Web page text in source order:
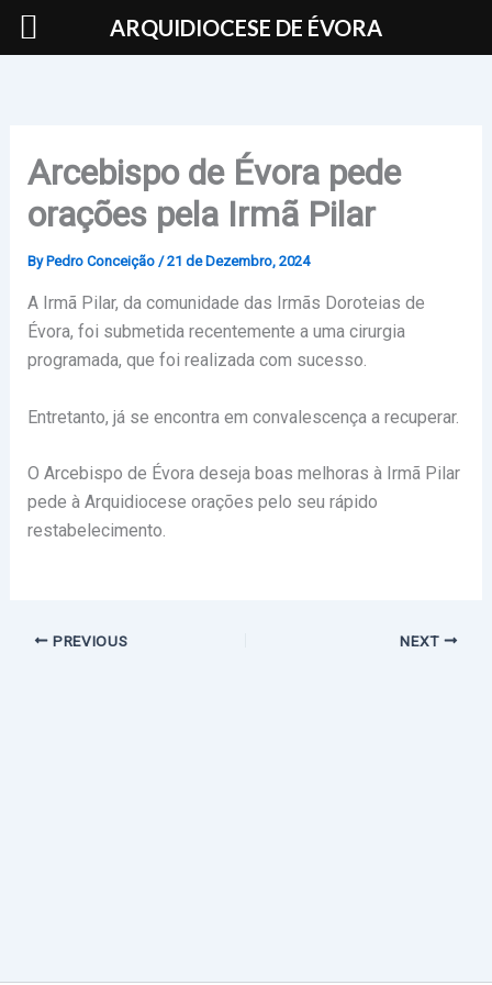
Skip
Arcebispo de Évora pede
orações pela Irmã Pilar
By Pedro Conceição /21 de Dezembro, 2024
A Irmã Pilar, da comunidade das Irmãs Doroteias de
Évora, foi submetida recentemente a uma cirurgia
programada, que foi realizada com sucesso.
Entretanto, já se encontra em convalescença a recuperar.
O Arcebispo de Évora deseja boas melhoras à Irmã Pilar
pede à Arquidiocese orações pelo seu rápido
restabelecimento.
PREVIOUS NEXT
ARQUIDIOCESE DE ÉVORA